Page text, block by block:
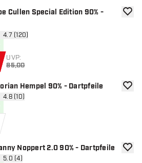
Cullen Special Edition 90% -
öffnen
4.7 (120)
UVP:
85,00
Zur
Hempel 90% - Dartpfeile
öffnen
4.8 (10)
Zur
Noppert 2.0 90% - Dartpfeile
öffnen
5.0 (4)
Zur